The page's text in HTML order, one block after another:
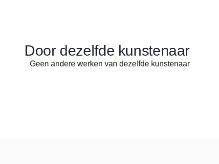
Door dezelfde kunstenaar
Geen andere werken van dezelfde kunstenaar